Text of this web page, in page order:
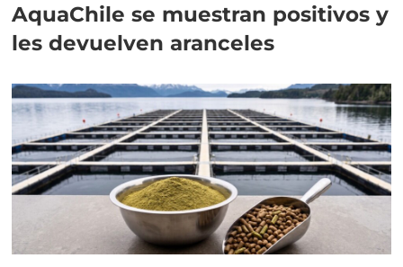
AquaChile se muestran positivos y
les devuelven aranceles